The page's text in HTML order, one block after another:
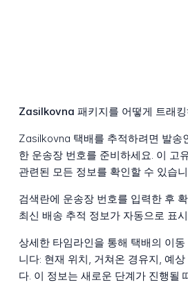
Zasilkovna 패키지를 어떻게 트래
Zasilkovna 택배를 추적하려면 발송
한 운송장 번호를 준비하세요. 이 고
관련된 모든 정보를 확인할 수 있습
검색란에 운송장 번호를 입력한 후
최신 배송 추적 정보가 자동으로 표
상세한 타임라인을 통해 택배의 이
니다: 현재 위치, 거쳐온 경유지, 예
다. 이 정보는 새로운 단계가 진행될